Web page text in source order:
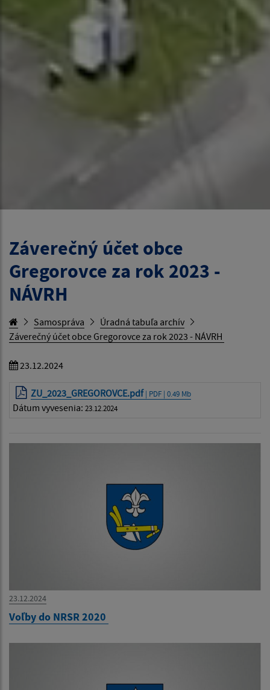
Záverečný účet obce
Gregorovce za rok 2023 -
NÁVRH
Samospráva
Úradná tabuľa archív
Záverečný účet obce Gregorovce za rok 2023 - NÁVRH
23.12.2024
ZU_2023_GREGOROVCE.pdf | PDF | 0.49 Mb
Dátum vyvesenia: 23.12.2024
23.12.2024
Voľby do NRSR 2020